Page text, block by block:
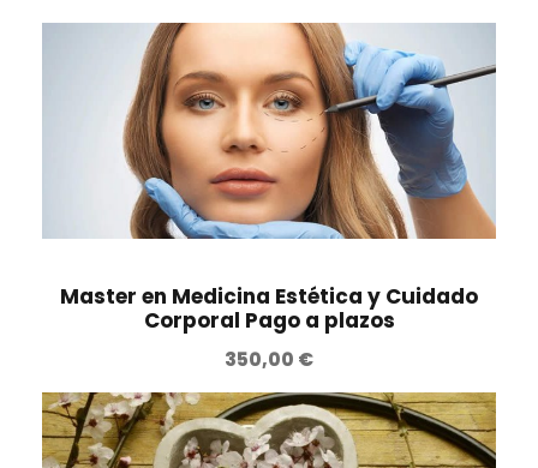
Master en Medicina Estética y Cuidado
Corporal Pago a plazos
350,00 €